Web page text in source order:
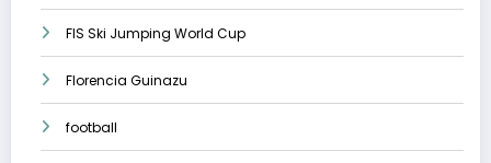
FIS Ski Jumping World Cup
Florencia Guinazu
football